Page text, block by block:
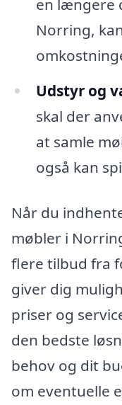
en længere
Norring,
Udstyr og
skal der
at samle
også kan
Når du
møbler i
flere tilbud fra
giver dig
priser og
den bedste
behov og dit
om eventuelle